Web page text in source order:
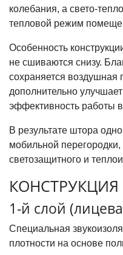
колебания, а свето-
тепловой режим
Особенность
не сшиваются снизу.
сохраняется воздушная
дополнительно
эффективность работы
В результате штора
мобильной перегородки,
светозащитного и
1-й слой
Специальная
плотности на основе